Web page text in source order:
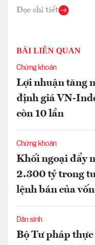
Đọc chi tiết
BÀI LIÊN QUAN
Chứng khoán
Lợi nhuận tăng
định giá VN-
còn 10 lần
Chứng khoán
Khối ngoại đẩy
2.300 tỷ trong
lệnh bán của
Dân sinh
Bộ Tư pháp